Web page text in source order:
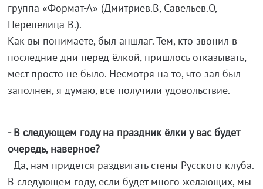
группа «Формат-А» (Дмитриев.В, Савельев.О,
Перепелица В.).
Как вы понимаете, был аншлаг. Тем, кто звонил в
последние дни перед ёлкой, пришлось отказывать,
мест просто не было. Несмотря на то, что зал был
заполнен, я думаю, все получили удовольствие.
- В следующем году на праздник ёлки у вас будет
очередь, наверное?
- Да, нам придется раздвигать стены Русского клуба.
В следующем году, если будет много желающих, мы